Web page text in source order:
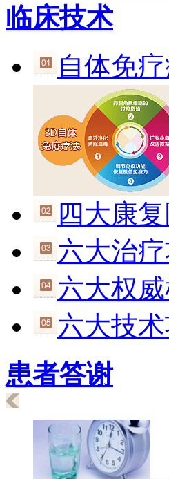
临床技术
自体免
四大康
六大治
六大权威
六大技术
患者答谢